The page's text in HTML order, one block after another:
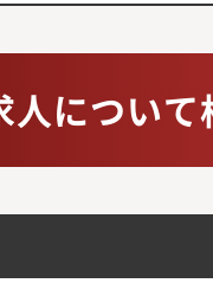
人につい